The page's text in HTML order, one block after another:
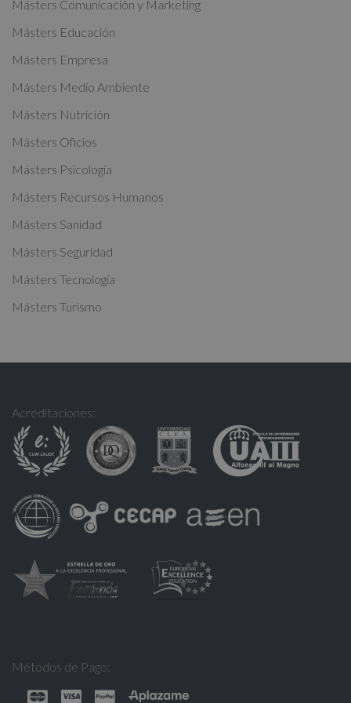
n
a
t
v
e
:
Másters Comunicación y Marketing
Másters Educación
Másters Empresa
Másters Medio Ambiente
Másters Nutrición
Másters Oficios
Másters Psicología
Másters Recursos Humanos
Másters Sanidad
Másters Seguridad
Másters Tecnología
Másters Turismo
Acreditaciones:
Métodos de Pago: